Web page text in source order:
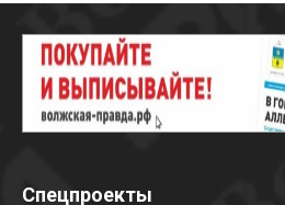
Спецпроекты